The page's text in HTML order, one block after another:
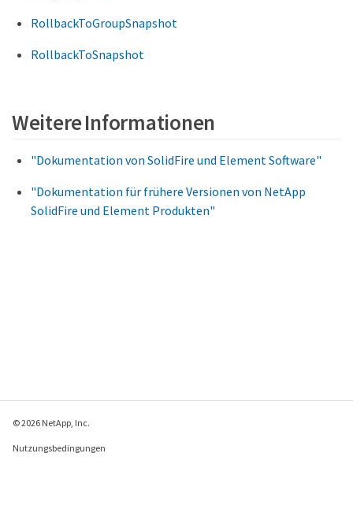
RollbackToGroupSnapshot
RollbackToSnapshot
Weitere Informationen
"Dokumentation von SolidFire und Element Software"
"Dokumentation für frühere Versionen von NetApp
SolidFire und Element Produkten"
© 2026 NetApp, Inc.
Nutzungsbedingungen